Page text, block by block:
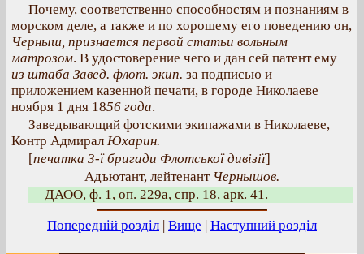
Почему, соответственно способностям и познаниям в
морском деле, а также и по хорошему его поведению он,
Черныш, признается первой статьи вольным
матрозом. В удостоверение чего и дан сей патент ему
из штаба Завед. флот. экип. за подписью и
приложением казенной печати, в городе Николаеве
ноября 1 дня 1856 года.
Заведывающий фотскими экипажами в Николаеве,
Контр Адмирал Юхарин.
[печатка 3-ї бригади Флотської дивізії]
Адъютант, лейтенант Чернышов.
ДАОО, ф. 1, оп. 229а, спр. 18, арк. 41.
Попередній розділ | Вище | Наступний розділ